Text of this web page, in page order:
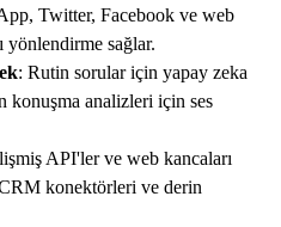
Twitter, Facebook ve web
yönlendirme sağlar.
: Rutin sorular için yapay zeka
konuşma analizleri için ses
API'ler ve web kancaları
konektörleri ve derin